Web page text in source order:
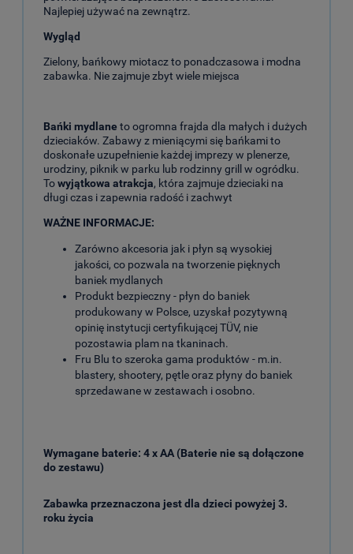
Najlepiej używać na zewnątrz.
Wygląd
Zielony, bańkowy miotacz to ponadczasowa i modna
zabawka. Nie zajmuje zbyt wiele miejsca
Bańki mydlane to ogromna frajda dla małych i dużych
dzieciaków. Zabawy z mieniącymi się bańkami to
doskonałe uzupełnienie każdej imprezy w plenerze,
urodziny, piknik w parku lub rodzinny grill w ogródku.
Towyjątkowa atrakcja, która zajmuje dzieciaki na
długi czas i zapewnia radość i zachwyt
WAŻNE INFORMACJE:
Zarówno akcesoria jak i płyn są wysokiej
jakości, co pozwala na tworzenie pięknych
baniek mydlanych
Produkt bezpieczny - płyn do baniek
produkowany w Polsce, uzyskał pozytywną
opinię instytucji certyfikującej TÜV, nie
pozostawia plam na tkaninach.
Fru Blu to szeroka gama produktów - m.in.
blastery, shootery, pętle oraz płyny do baniek
sprzedawane w zestawach i osobno.
Wymagane baterie: 4 x AA (Baterie nie są dołączone
do zestawu)
Zabawka przeznaczona jest dla dzieci powyżej 3.
roku życia